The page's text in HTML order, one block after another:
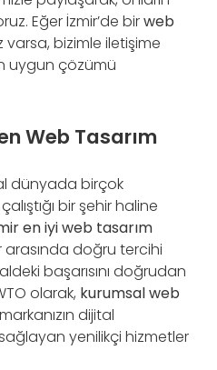
Eğer İzmir’de birweb
varsa, bizimle iletişime
uygun çözümü
Web Tasarım
dünyada birçok
bir şehir haline
en iyi web tasarım
doğru tercihi
başarısını doğrudan
olarak, kurumsal web
dijital
yenilikçi hizmetler